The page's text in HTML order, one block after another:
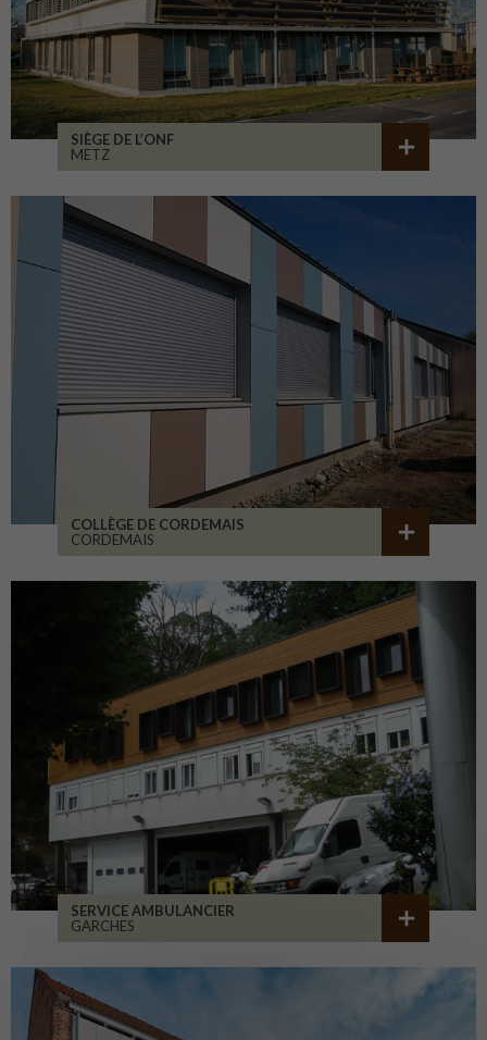
SIÈGE DE L’ONF
METZ
COLLÈGE DE CORDEMAIS
CORDEMAIS
SERVICE AMBULANCIER
GARCHES